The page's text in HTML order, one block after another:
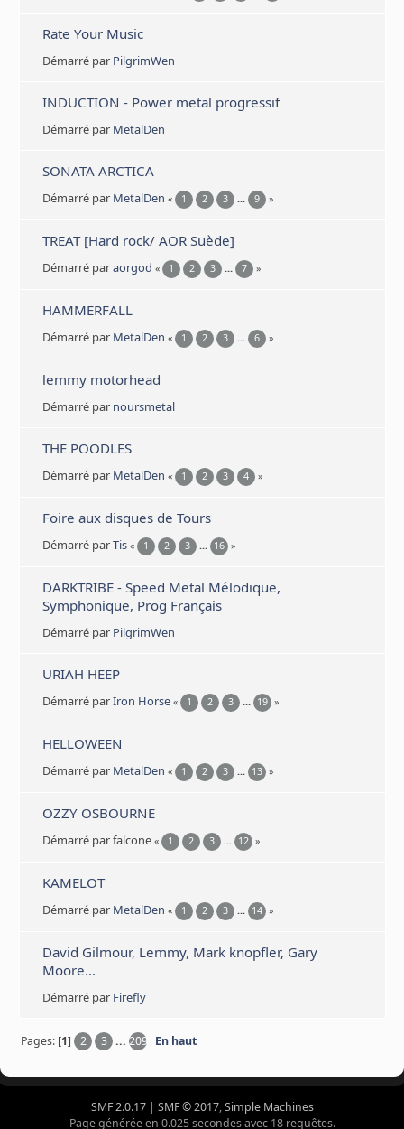
Rate Your Music
Démarré par PilgrimWen
INDUCTION - Power metal progressif
Démarré par MetalDen
SONATA ARCTICA
Démarré par MetalDen « 1 2 3 ... 9 »
TREAT [Hard rock/ AOR Suède]
Démarré paraorgod « 1 2 3 ... 7 »
HAMMERFALL
Démarré par MetalDen « 1 2 3 ... 6 »
lemmy motorhead
Démarré par noursmetal
THE POODLES
Démarré par MetalDen « 1 2 3 4 »
Foire aux disques de Tours
Démarré parTis « 1 2 3 ... 16 »
DARKTRIBE - Speed Metal Mélodique,
Symphonique, Prog Français
Démarré par PilgrimWen
URIAH HEEP
Démarré parIron Horse « 1 2 3 ... 19 »
HELLOWEEN
Démarré par MetalDen « 1 2 3 ... 13 »
OZZY OSBOURNE
Démarré par falcone « 1 2 3 ... 12 »
KAMELOT
Démarré par MetalDen « 1 2 3 ... 14 »
David Gilmour, Lemmy, Mark knopfler, Gary
Moore...
Démarré par Firefly
Pages: [1] 2 3 ...209 En haut
SMF 2.0.17| SMF © 2017,Simple Machines
Page générée en 0.025 secondes avec 18 requêtes.